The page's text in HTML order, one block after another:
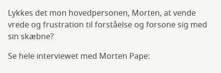
Lykkes det mon hovedpersonen, Morten, at vende
vrede og frustration til forståelse og forsone sig med
sin skæbne?
Se hele interviewet med Morten Pape: